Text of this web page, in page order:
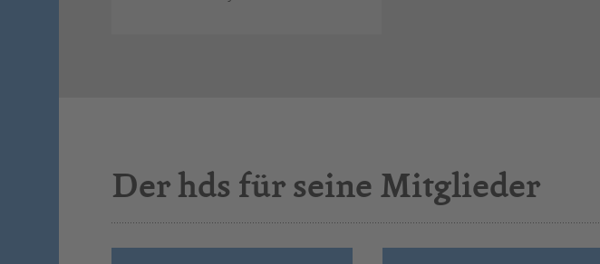
Der hds für seine Mitglieder